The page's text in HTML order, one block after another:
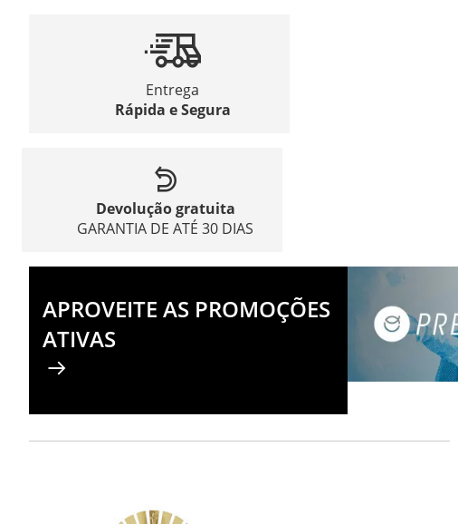
Entrega
Rápida e Segura
Devolução gratuita
GARANTIA DE ATÉ 30 DIAS
APROVEITE AS PROMOÇÕES
ATIVAS